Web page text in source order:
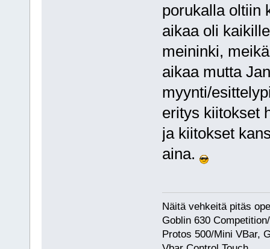
porukalla oltiin
aikaa oli
meininki,
aikaa mutta
myynti/
eritys kiitokset
ja kiitokset
aina.
Näitä vehkeitä pitäs
Goblin 630
Protos 500/Mini VBar,